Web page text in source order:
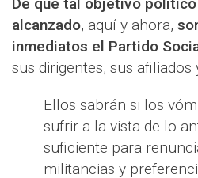
alcanzado, aquí y ahora,
inmediatos el Partido
sus dirigentes, sus afiliados
Ellos sabrán si los
sufrir a la vista de lo
suficiente para
militancias y